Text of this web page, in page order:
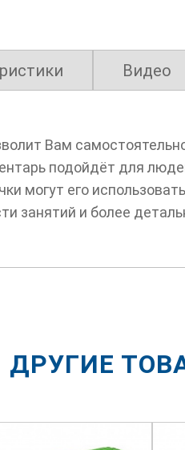
Видео
Вам
подойдёт для
могут его
занятий и более
ДРУГИЕ